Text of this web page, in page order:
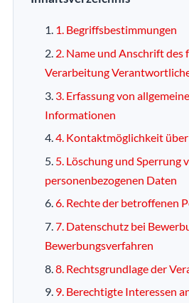
1. Begriffsbestimmungen
2. Name und Anschrift des
Verarbeitung
3. Erfassung von
Informationen
4. Kontaktmöglichkeit
5. Löschung und Sperrung
personenbezogenen Daten
6. Rechte der betroffenen
7. Datenschutz bei
Bewerbungsverfahren
8. Rechtsgrundlage der
9. Berechtigte Interessen